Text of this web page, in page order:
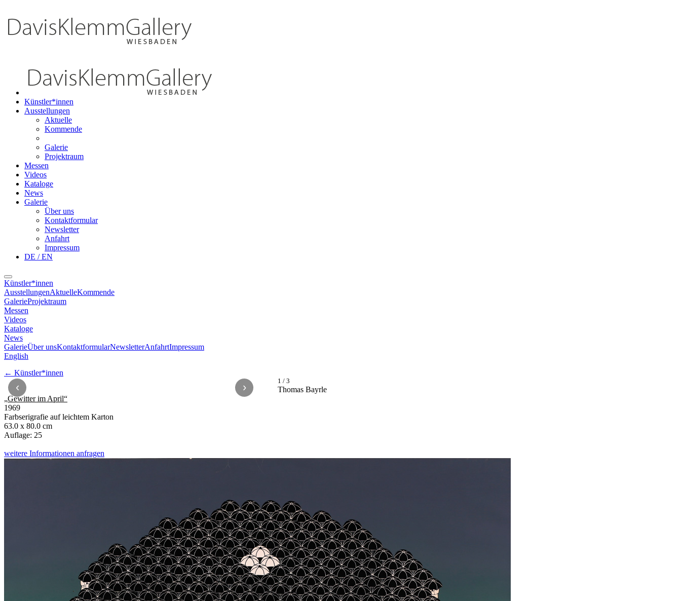
Künstler*innen
Ausstellungen
Aktuelle
Kommende
Galerie
Projektraum
Messen
Videos
Kataloge
News
Galerie
Über uns
Kontaktformular
Newsletter
Anfahrt
Impressum
DE / EN
Künstler*innen
AusstellungenAktuelleKommende
GalerieProjektraum
Messen
Videos
Kataloge
News
GalerieÜber unsKontaktformularNewsletterAnfahrtImpressum
English
← Künstler*innen
‹ › 1 / 3
Thomas Bayrle
„Gewitter im April“
1969
Farbserigrafie auf leichtem Karton
63.0 x 80.0 cm
Auflage: 25
weitere Informationen anfragen